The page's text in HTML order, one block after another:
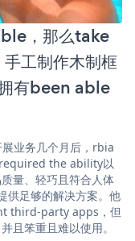
，那么take
工制作木制框
有been able
业务几个月后，rbia
required the ability以
量、轻巧且符合人体
供足够的解决方案。他
third-party apps，但
且笨重且难以使用。